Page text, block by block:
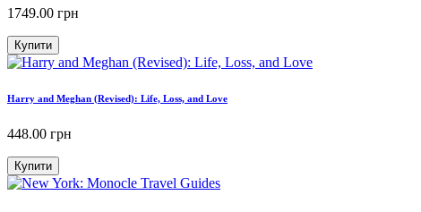
1749.00 грн
Купити
Harry and Meghan (Revised): Life, Loss, and Love
448.00 грн
Купити